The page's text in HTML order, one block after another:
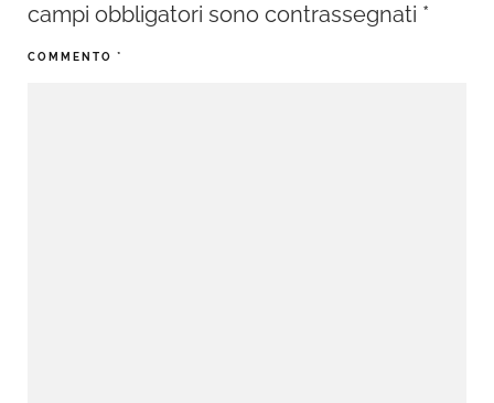
campi obbligatori sono contrassegnati *
COMMENTO *